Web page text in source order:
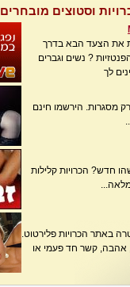
וסטוצים מובחרים
את הצעד הבא בדרך
? נשים וגברים
לך
מסגרות. הירשמו חינם
חדש? הכרויות קלילות
באתר הכרויות פלירטוט.
אהבה, קשר חד פעמי או